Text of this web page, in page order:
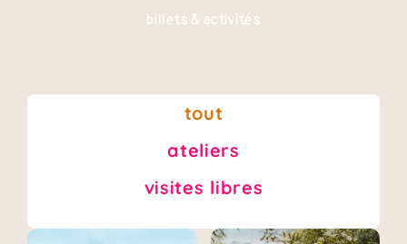
billets & activités
ateliers
visites libres
tout